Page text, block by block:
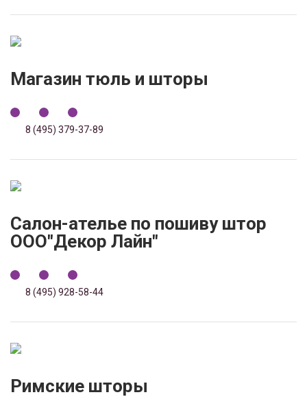
Магазин тюль и шторы
8 (495) 379-37-89
Салон-ателье по пошиву штор
ООО"Декор Лайн"
8 (495) 928-58-44
Римские шторы